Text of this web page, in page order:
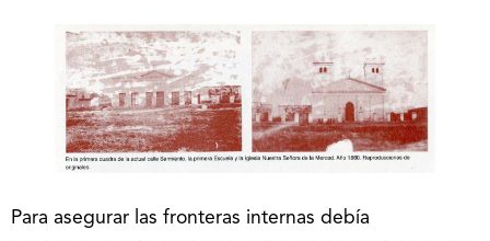
Para asegurar las fronteras internas debía